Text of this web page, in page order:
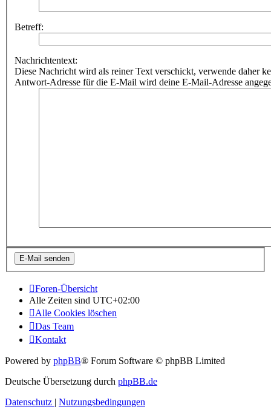
Betreff:
Nachrichtentext:
Diese Nachricht wird als reiner Text verschickt, verwende daher
Antwort-Adresse für die E-Mail wird deine E-Mail-Adresse
Foren-Übersicht
Alle Zeiten sind UTC+02:00
Alle Cookies löschen
Das Team
Kontakt
Powered by phpBB® Forum Software © phpBB Limited
Deutsche Übersetzung durch phpBB.de
Datenschutz | Nutzungsbedingungen